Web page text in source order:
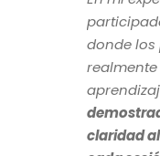
donde los
claridad